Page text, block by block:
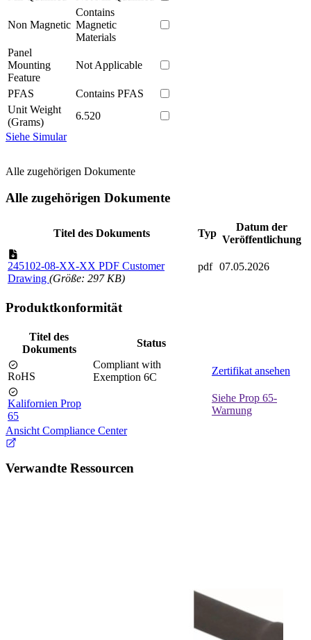
Non Magnetic
Contains
Magnetic
Materials
Panel
Mounting
Feature
Not Applicable
PFAS
Contains PFAS
Unit Weight
(Grams)
6.520
Siehe Simular
Alle zugehörigen Dokumente
Alle zugehörigen Dokumente
Titel des Dokuments Typ
Datum der
Veröffentlichung
245102-08-XX-XX PDF Customer
Drawing (Größe: 297 KB)
pdf 07.05.2026
Produktkonformität
Titel des
Dokuments
Status
RoHS
Compliant with
Exemption 6C
Zertifikat ansehen
Kalifornien Prop
65
Siehe Prop 65-
Warnung
Ansicht Compliance Center
Verwandte Ressourcen